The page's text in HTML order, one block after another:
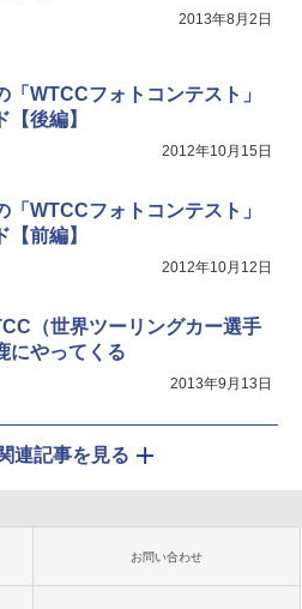
2013年8月2日
「WTCCフォトコンテスト」
【後編】
2012年10月15日
「WTCCフォトコンテスト」
【前編】
2012年10月12日
（世界ツーリングカー選手
にやってくる
2013年9月13日
連記事を見る
お問い合わせ